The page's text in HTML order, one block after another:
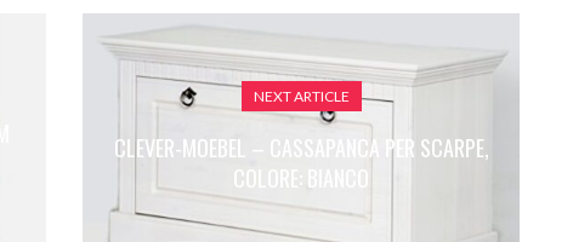
NEXT ARTICLE
CLEVER-MOEBEL – CASSAPANCA PER SCARPE,
COLORE: BIANCO